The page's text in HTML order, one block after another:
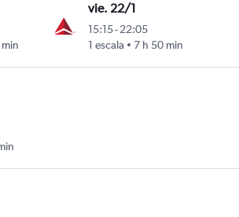
vie. 22/1
15:15-22:05
1 escala
7 h 50 min